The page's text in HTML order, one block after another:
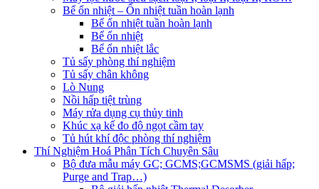
Bể ổn nhiệt – Ổn nhiệt tuần hoàn lạnh
Bể ổn nhiệt tuần hoàn lạnh
Bể ổn nhiệt
Bể ổn nhiệt lắc
Tủ sấy phòng thí nghiệm
Tủ sấy chân không
Lò Nung
Nồi hấp tiệt trùng
Máy rửa dụng cụ thủy tinh
Khúc xạ kế đo độ ngọt cầm tay
Tủ hút khí độc phòng thí nghiệm
Thí Nghiệm Hoá Phân Tích Chuyên Sâu
Bộ đưa mẫu máy GC; GCMS;GCMSMS (giải hấp;
Purge and Trap…)